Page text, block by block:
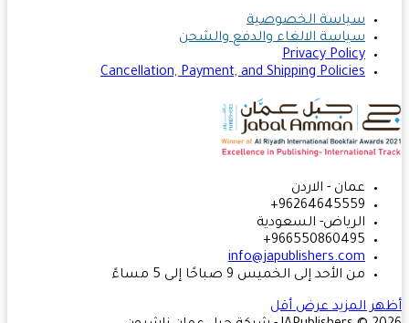
سياسة الخصوصية
سياسة الالغاء والدفع والشحن
Privacy Policy
Cancellation, Payment, and Shipping Policies
عمان - الاردن
96264645559+
الرياض- السعودية
966550860495+
info@japublishers.com
من الأحد إلى الخميس 9 صباحًا إلى 5 مساءً
المزيدعرض أقل